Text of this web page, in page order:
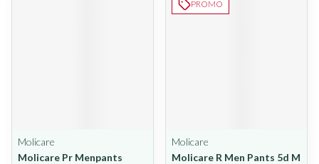
Molicare
Molicare Pr Menpants
PROMO
Molicare
Molicare R Men Pants 5d M